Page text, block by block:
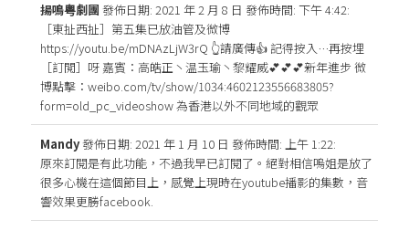
揚鳴粤劇團發佈日期: 2021 年 2 月 8 日 發佈時間: 下午 4:42:
［東扯西扯］第五集已放油管及微博
https://youtu.be/mDNAzLjW3rQ 👆請廣傳👍 記得按入…再按埋
［訂閲］呀 嘉賓：高皓正丶温玉瑜丶黎耀威💕💕💕新年進步 微
博點擊：weibo.com/tv/show/1034:4602123556683805?
form=old_pc_videoshow 為香港以外不同地域的觀眾
Mandy發佈日期: 2021 年 1 月 10 日 發佈時間: 上午 1:22:
原來訂閱是有此功能，不過我早已訂閱了。絕對相信嗚姐是放了
很多心機在這個節目上，感覺上現時在youtube播影的集數，音
響效果更勝facebook.